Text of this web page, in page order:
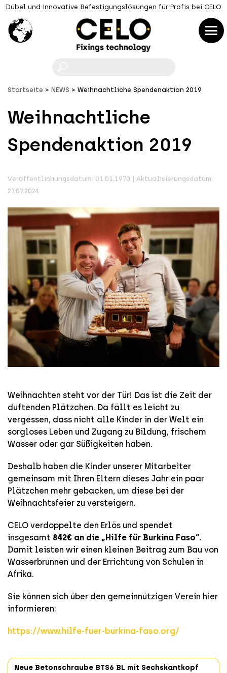
Dübel und innovative Befestigungslösungen für Profis bei CELO
Startseite NEWS Weihnachtliche Spendenaktion 2019
Neue Betonschraube BTS6 BL mit Sechskantkopf
Weihnachtliche
Spendenaktion 2019
Veröffentlichungsdatum: 01.01.1970 | Aktualisierungsdatum:
27.07.2024
Weihnachten steht vor der Tür! Das ist die Zeit der
duftenden Plätzchen. Da fällt es leicht zu
vergessen, dass nicht alle Kinder in der Welt ein
sorgloses Leben und Zugang zu Bildung, frischem
Wasser oder gar Süßigkeiten haben.
Deshalb haben die Kinder unserer Mitarbeiter
gemeinsam mit Ihren Eltern dieses Jahr ein paar
Plätzchen mehr gebacken, um diese bei der
Weihnachtsfeier zu versteigern.
CELO verdoppelte den Erlös und spendet
insgesamt 842€ an die „Hilfe für Burkina Faso“.
Damit leisten wir einen kleinen Beitrag zum Bau von
Wasserbrunnen und der Errichtung von Schulen in
Afrika.
Sie können sich über den gemeinnützigen Verein hier
informieren:
https://www.hilfe-fuer-burkina-faso.org/